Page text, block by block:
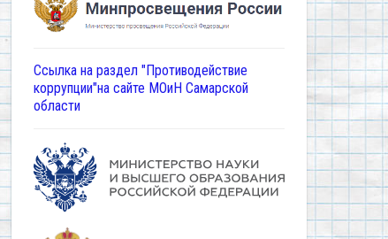
Ссылка на раздел "Противодействие
коррупции"на сайте МОиН Самарской
области